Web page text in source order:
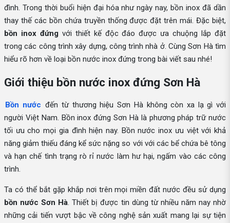
đình. Trong thời buổi hiện đại hóa như ngày nay, bồn inox đã dần
thay thế các bồn chứa truyền thống được đặt trên mái. Đặc biệt,
bồn inox đứngvới thiết kế độc đáo được ưa chuộng lắp đặt
trong các công trình xây dựng, công trình nhà ở. Cùng Sơn Hà tìm
hiểu rõ hơn về loại bồn nước inox đứng trong bài viết sau nhé!
Giới thiệu bồn nước inox đứng Sơn Hà
Bồn nước đến từ thương hiệu Sơn Hà không còn xa lạ gì với
người Việt Nam. Bồn inox đứng Sơn Hà là phương pháp trữ nước
tối ưu cho mọi gia đình hiện nay. Bồn nước inox ưu việt với khả
năng giảm thiếu đáng kể sức nặng so với với các bể chứa bê tông
và hạn chế tình trạng rò rỉ nước làm hư hại, ngấm vào các công
trình.
Ta có thể bắt gặp khắp nơi trên mọi miền đất nước đều sử dụng
bồn nước Sơn Hà. Thiết bị được tin dùng từ nhiều năm nay nhờ
những cải tiến vượt bậc về công nghệ sản xuất mang lại sự tiện